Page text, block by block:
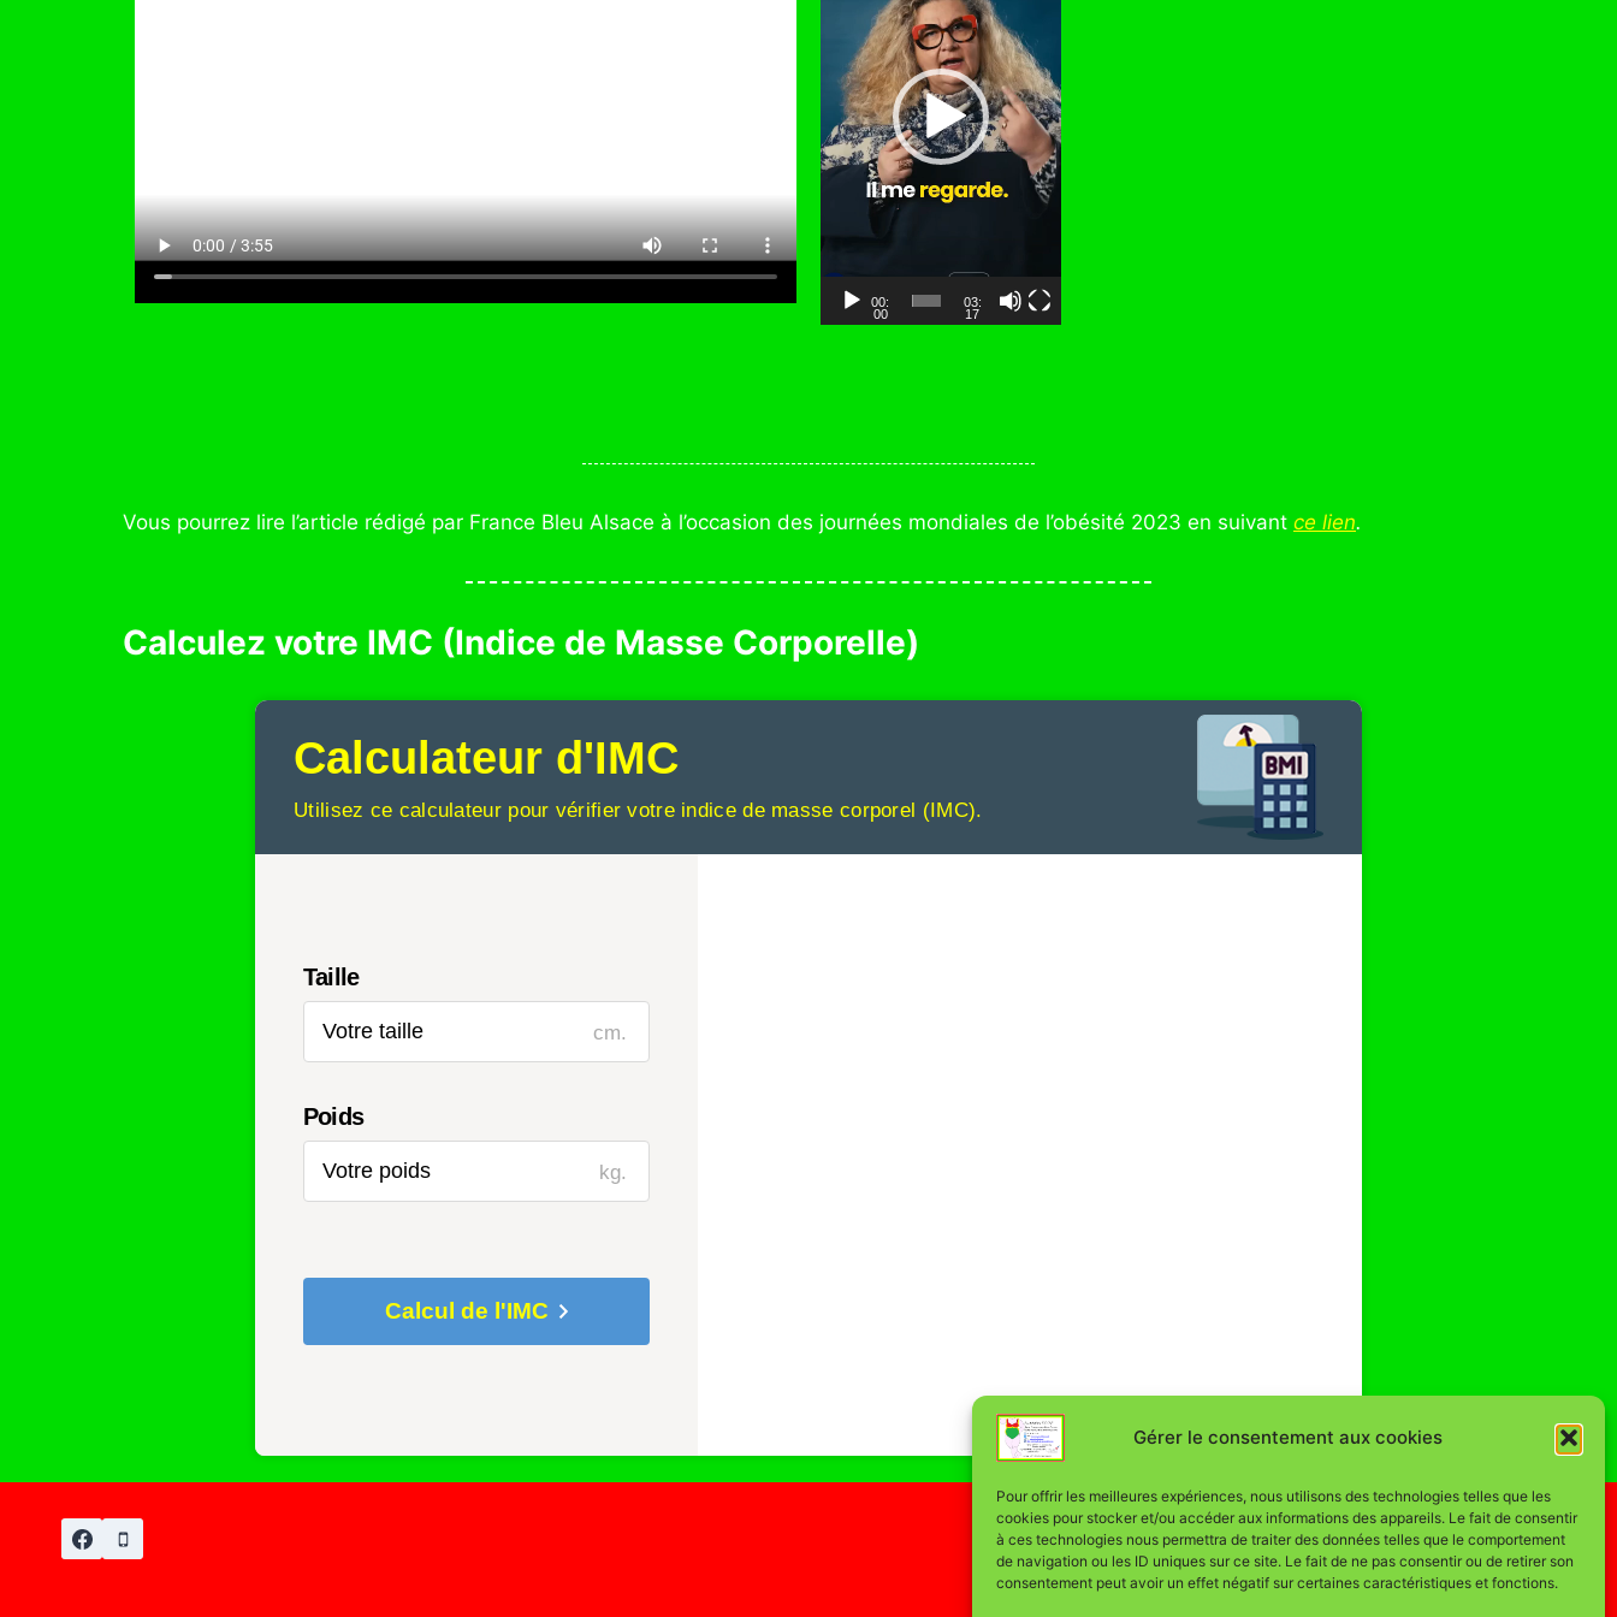
Gérer le consentement aux cookies
Pour offrir les meilleures expériences, nous utilisons des technologies telles que les
cookies pour stocker et/ou accéder aux informations des appareils. Le fait de consentir
à ces technologies nous permettra de traiter des données telles que le comportement
de navigation ou les ID uniques sur ce site. Le fait de ne pas consentir ou de retirer son
consentement peut avoir un effet négatif sur certaines caractéristiques et fonctions.
t
e
u
v
i
o
00:
00
03:
17
Vous pourrez lire l’article rédigé par France Bleu Alsace à l’occasion des journées mondiales de l’obésité 2023 en suivant ce lien.
Calculez votre IMC (Indice de Masse Corporelle)
Calculateur d'IMC
Utilisez ce calculateur pour vérifier votre indice de masse corporel (IMC).
Taille
cm.
Poids
kg.
Calcul de l'IMC